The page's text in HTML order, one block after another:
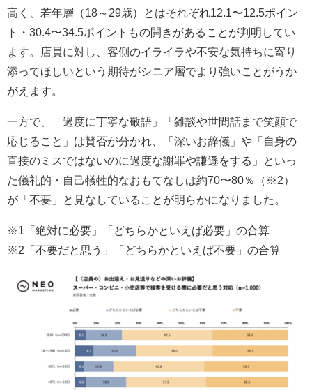
高く、若年層（18～29歳）とはそれぞれ12.1〜12.5ポイン
ト・30.4〜34.5ポイントもの開きがあることが判明してい
ます。店員に対し、客側のイライラや不安な気持ちに寄り
添ってほしいという期待がシニア層でより強いことがうか
がえます。
一方で、「過度に丁寧な敬語」「雑談や世間話まで笑顔で
応じること」は賛否が分かれ、「深いお辞儀」や「自身の
直接のミスではないのに過度な謝罪や謙遜をする」といっ
た儀礼的・自己犠牲的なおもてなしは約70〜80％（※2）
が「不要」と見なしていることが明らかになりました。
※1「絶対に必要」「どちらかといえば必要」の合算
※2「不要だと思う」「どちらかといえば不要」の合算